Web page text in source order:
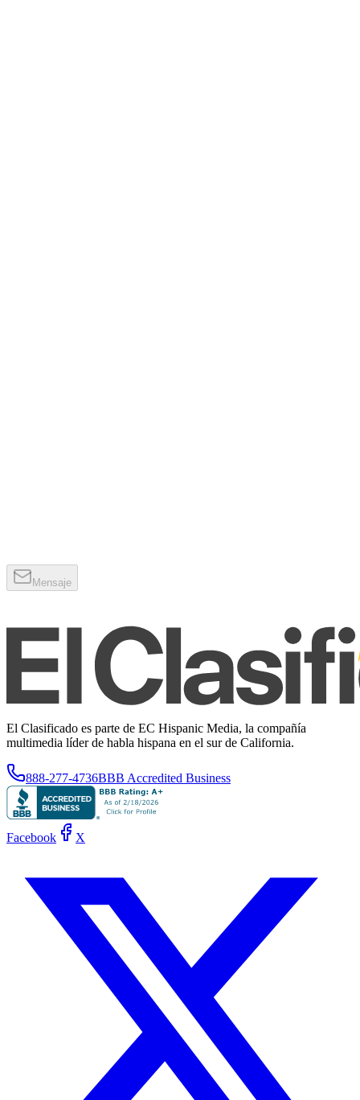
Mensaje
El Clasificado es parte de EC Hispanic Media, la compañía
multimedia líder de habla hispana en el sur de California.
888-277-4736BBB Accredited Business
Facebook X